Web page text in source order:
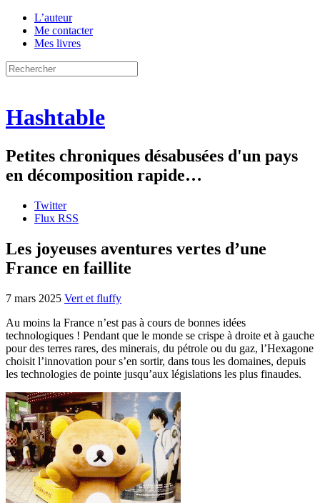
L’auteur
Me contacter
Mes livres
Hashtable
Petites chroniques désabusées d'un pays
en décomposition rapide…
Twitter
Flux RSS
Les joyeuses aventures vertes d’une
France en faillite
7 mars 2025 Vert et fluffy
Au moins la France n’est pas à cours de bonnes idées
technologiques ! Pendant que le monde se crispe à droite et à gauche
pour des terres rares, des minerais, du pétrole ou du gaz, l’Hexagone
choisit l’innovation pour s’en sortir, dans tous les domaines, depuis
les technologies de pointe jusqu’aux législations les plus finaudes.